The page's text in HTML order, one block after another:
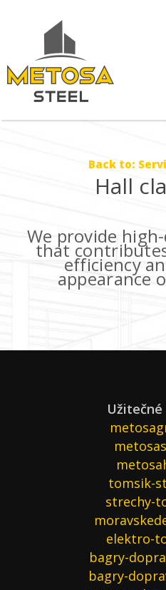
Back to:
Hall
We provide
that
efficiency
appearance
Užitečné
tomsik-
strechy-
elektro-
bagry-
bagry-